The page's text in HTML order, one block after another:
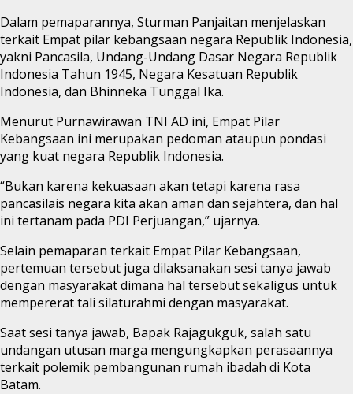
Dalam pemaparannya, Sturman Panjaitan menjelaskan
terkait Empat pilar kebangsaan negara Republik Indonesia,
yakni Pancasila, Undang-Undang Dasar Negara Republik
Indonesia Tahun 1945, Negara Kesatuan Republik
Indonesia, dan Bhinneka Tunggal Ika.
Menurut Purnawirawan TNI AD ini, Empat Pilar
Kebangsaan ini merupakan pedoman ataupun pondasi
yang kuat negara Republik Indonesia.
“Bukan karena kekuasaan akan tetapi karena rasa
pancasilais negara kita akan aman dan sejahtera, dan hal
ini tertanam pada PDI Perjuangan,” ujarnya.
Selain pemaparan terkait Empat Pilar Kebangsaan,
pertemuan tersebut juga dilaksanakan sesi tanya jawab
dengan masyarakat dimana hal tersebut sekaligus untuk
mempererat tali silaturahmi dengan masyarakat.
Saat sesi tanya jawab, Bapak Rajagukguk, salah satu
undangan utusan marga mengungkapkan perasaannya
terkait polemik pembangunan rumah ibadah di Kota
Batam.